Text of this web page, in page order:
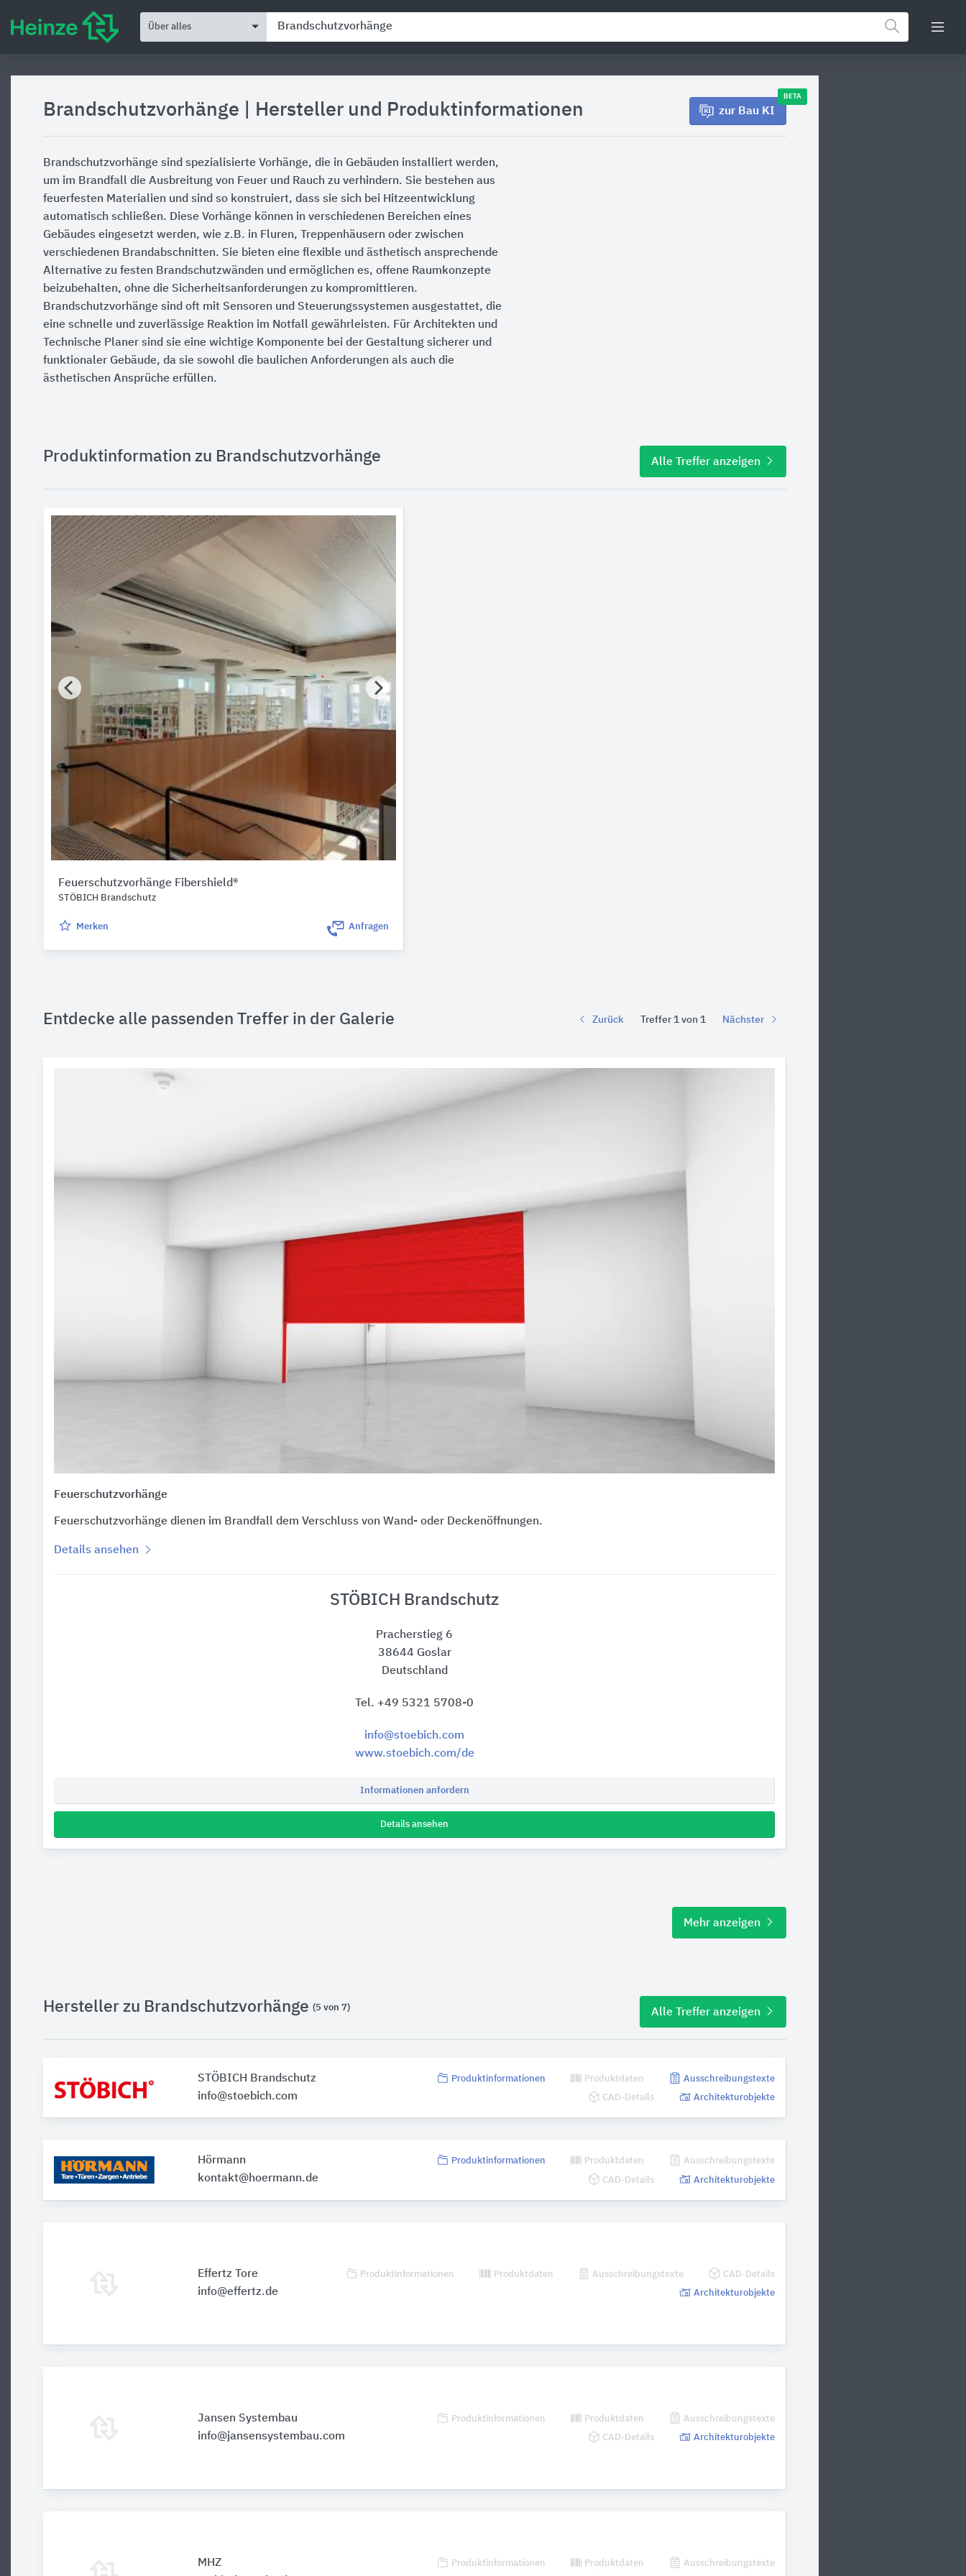
Über alles
Brandschutzvorhänge Hersteller und Produktinformationen zur Bau KI
BETA
Brandschutzvorhänge sind spezialisierte Vorhänge, die in Gebäuden installiert werden,
um im Brandfall die Ausbreitung von Feuer und Rauch zu verhindern. Sie bestehen aus
feuerfesten Materialien und sind so konstruiert, dass sie sich bei Hitzeentwicklung
automatisch schließen. Diese Vorhänge können in verschiedenen Bereichen eines
Gebäudes eingesetzt werden, wie z.B. in Fluren, Treppenhäusern oder zwischen
verschiedenen Brandabschnitten. Sie bieten eine flexible und ästhetisch ansprechende
Alternative zu festen Brandschutzwänden und ermöglichen es, offene Raumkonzepte
beizubehalten, ohne die Sicherheitsanforderungen zu kompromittieren.
Brandschutzvorhänge sind oft mit Sensoren und Steuerungssystemen ausgestattet, die
eine schnelle und zuverlässige Reaktion im Notfall gewährleisten. Für Architekten und
Technische Planer sind sie eine wichtige Komponente bei der Gestaltung sicherer und
funktionaler Gebäude, da sie sowohl die baulichen Anforderungen als auch die
ästhetischen Ansprüche erfüllen.
Produktinformation zu Brandschutzvorhänge Alle Treffer anzeigen
Feuerschutzvorhänge Fibershield®
STÖBICH Brandschutz
Merken Anfragen
Entdecke alle passenden Treffer in der Galerie Zurück Treffer 1 von 1 Nächster
Feuerschutzvorhänge
Feuerschutzvorhänge dienen im Brandfall dem Verschluss von Wand- oder Deckenöffnungen.
Details ansehen
STÖBICH Brandschutz
Pracherstieg 6
38644 Goslar
Deutschland
Tel. +49 5321 5708-0
info@stoebich.com
www.stoebich.com/de
Informationen anfordern
Details ansehen
Mehr anzeigen
Hersteller zu Brandschutzvorhänge (5 von 7) Alle Treffer anzeigen
STÖBICH Brandschutz
info@stoebich.com
Produktinformationen Produktdaten Ausschreibungstexte
CAD-Details Architekturobjekte
Hörmann
kontakt@hoermann.de
Produktinformationen Produktdaten Ausschreibungstexte
CAD-Details Architekturobjekte
Effertz Tore
info@effertz.de
Produktinformationen Produktdaten Ausschreibungstexte CAD-Details
Architekturobjekte
Jansen Systembau
info@jansensystembau.com
Produktinformationen Produktdaten Ausschreibungstexte
CAD-Details Architekturobjekte
MHZ
Produktinformationen Produktdaten Ausschreibungstexte